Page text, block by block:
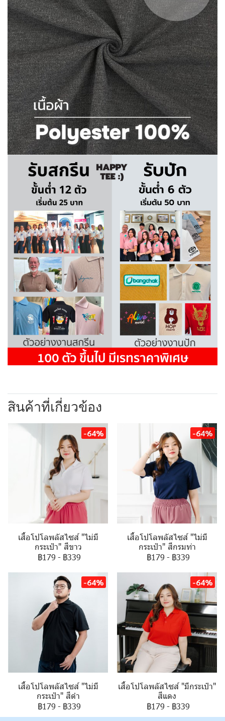
สินค้าที่เกี่ยวข้อง
-64%
เสื้อโปโลพลัสไซส์ "ไม่มี
กระเป๋า" สีขาว
฿179 - ฿339
-64%
เสื้อโปโลพลัสไซส์ "ไม่มี
กระเป๋า" สีกรมท่า
฿179 - ฿339
-64%
เสื้อโปโลพลัสไซส์ "ไม่มี
กระเป๋า" สีดำ
฿179 - ฿339
-64%
เสื้อโปโลพลัสไซส์ "มีกระเป๋า"
สีแดง
฿179 - ฿339